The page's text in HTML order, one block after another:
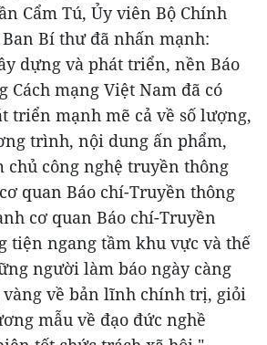
Cẩm Tú, Ủy viên Bộ Chính
Bí thư đã nhấn mạnh:
dựng và phát triển, nền Báo
Cách mạng Việt Nam đã có
triển mạnh mẽ cả về số lượng,
trình, nội dung ấn phẩm,
chủ công nghệ truyền thông
quan Báo chí-Truyền thông
cơ quan Báo chí-Truyền
tiện ngang tầm khu vực và thế
người làm báo ngày càng
về bản lĩnh chính trị, giỏi
mẫu về đạo đức nghề